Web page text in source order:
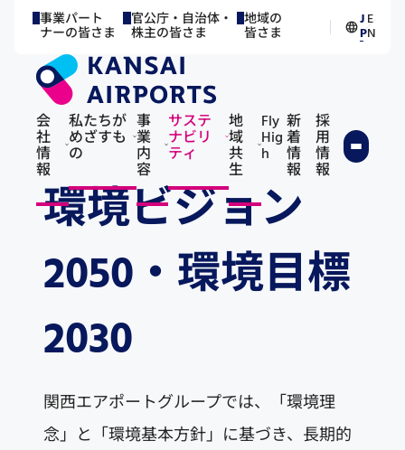
事業パート
ナーの皆さま
官公庁・自治体・
株主の皆さま
地域の
皆さま
J
P／
E
N
会
社
情
報
私たちが
めざすも
の
事
業
内
容
サステ
ナビリ
ティ
地
域
共
生
Fly
Hig
h
新
着
情
報
採
用
情
報
環境ビジョン
2050・環境目標
2030
関西エアポートグループでは、「環境理
念」と「環境基本方針」に基づき、長期的